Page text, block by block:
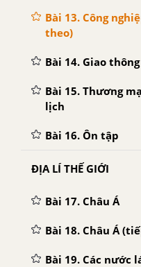
Bài 13. Công
theo)
Bài 14. Giao
Bài 15. Thương
lịch
Bài 16. Ôn tập
ĐỊA LÍ THẾ GIỚI
Bài 17. Châu Á
Bài 18. Châu Á
Bài 19. Các nước